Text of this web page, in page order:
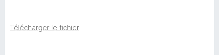
Télécharger le fichier